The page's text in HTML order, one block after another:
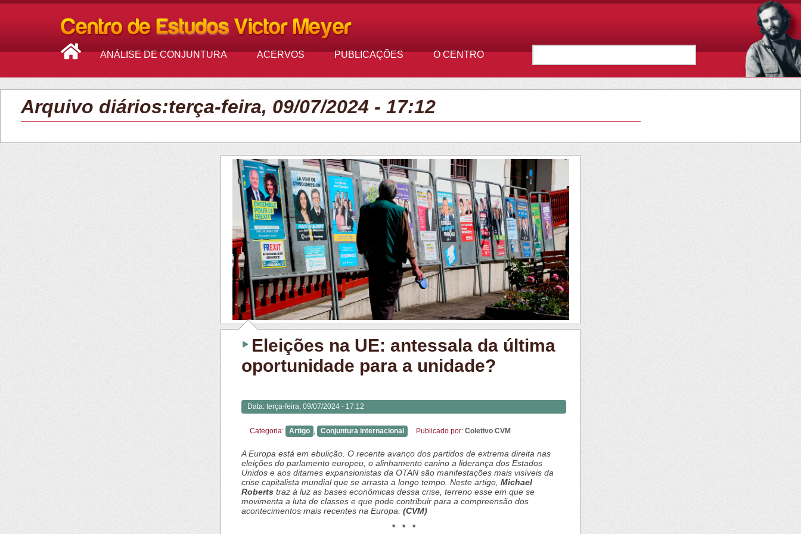
ANÁLISE DE CONJUNTURA ACERVOS PUBLICAÇÕES O CENTRO
Arquivo diários:terça-feira, 09/07/2024 - 17:12
Eleições na UE: antessala da última
oportunidade para a unidade?
Data: terça-feira, 09/07/2024 - 17:12
Categoria: Artigo Conjuntura internacional Publicado por: Coletivo CVM
A Europa está em ebulição. O recente avanço dos partidos de extrema direita nas
eleições do parlamento europeu, o alinhamento canino a liderança dos Estados
Unidos e aos ditames expansionistas da OTAN são manifestações mais visíveis da
crise capitalista mundial que se arrasta a longo tempo. Neste artigo, Michael
Roberts traz à luz as bases econômicas dessa crise, terreno esse em que se
movimenta a luta de classes e que pode contribuir para a compreensão dos
acontecimentos mais recentes na Europa. (CVM)
* * *